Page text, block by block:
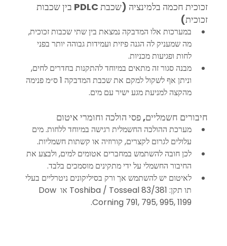
זכוכית חכמה בלמינציה (שכבת PDLC בין שכבות
זכוכית)
במערכות אלו המדבקה נמצאת בין שתי שכבות זכוכית,
מה שמעניק לה הגנה פיזית ועמידות גבוהה יותר בפני
לחות ופגיעות מכניות.
מבנה סגור זה מתאים במיוחד להתקנות בחדרים לחים,
וניתן אף לשקול למקם את שכבת המדבקה 1 ס״מ פנימה
מהקצה למניעת מגע ישיר עם מים.
חיבורים חשמליים, פסי הולכה וחומרי איטום
מערכת ההולכה החשמלית רגישה במיוחד ללחות. מים
עלולים לגרום לקצרים, קורוזיה או קשתות חשמליות.
לכן חובה להשתמש במחברים אטומים למים, ולבצע את
החיבור החשמלי על ידי מתקינים מוסמכים בלבד.
לאיטום יש להשתמש אך ורק בסיליקונים ניטרליים בעלי
תו תקן: Toshiba / Tosseal 83/381 או Dow
Corning 791, 795, 995, 1199.